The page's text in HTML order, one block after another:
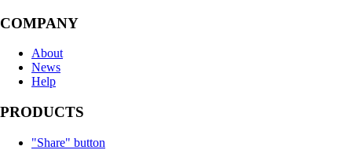
COMPANY
About
News
Help
PRODUCTS
"Share" button